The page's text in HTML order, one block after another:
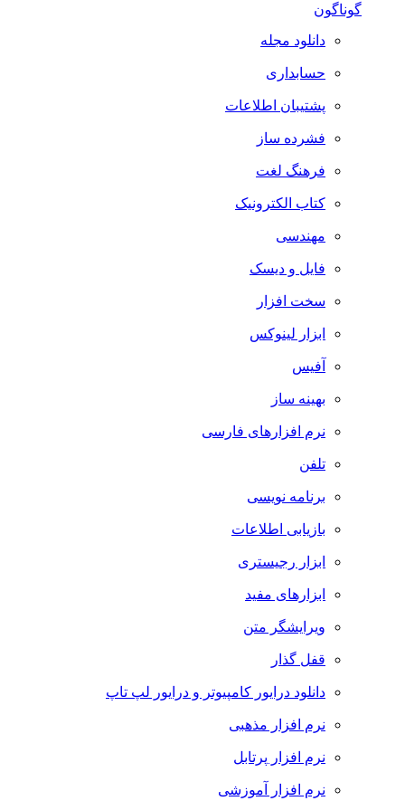
گوناگون
دانلود مجله
حسابداری
پشتیبان اطلاعات
فشرده ساز
فرهنگ لغت
کتاب الکترونیک
مهندسی
فایل و دیسک
سخت افزار
ابزار لینوکس
آفیس
بهینه ساز
نرم افزارهای فارسی
تلفن
برنامه نویسی
بازیابی اطلاعات
ابزار رجیستری
ابزارهای مفید
ویرایشگر متن
قفل گذار
دانلود درایور کامپیوتر و درایور لپ تاپ
نرم افزار مذهبی
نرم افزار پرتابل
نرم افزار آموزشی